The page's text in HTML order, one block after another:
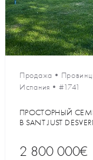
Продажа •
Испания • #1741
ПРОСТОРНЫЙ
В SANT JUST
2 800 000€